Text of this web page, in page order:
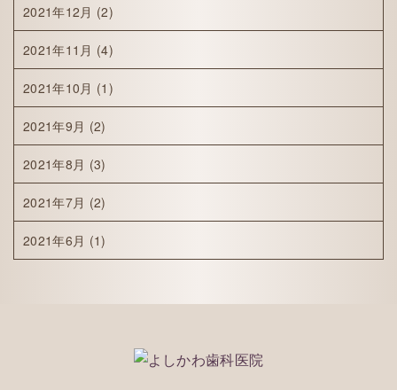
2021年12月 (2)
2021年11月 (4)
2021年10月 (1)
2021年9月 (2)
2021年8月 (3)
2021年7月 (2)
2021年6月 (1)